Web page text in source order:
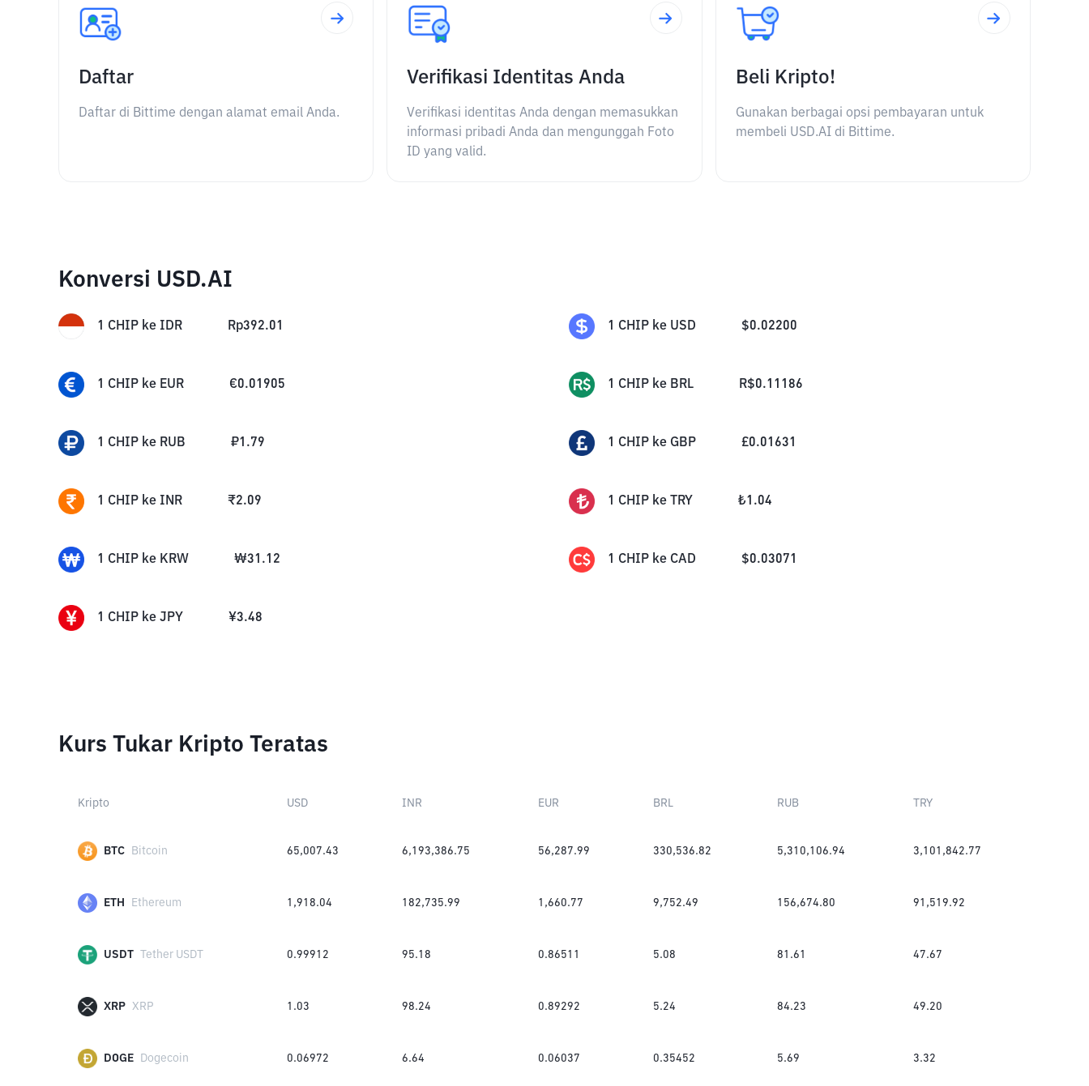
Daftar
Daftar di Bittime dengan alamat email Anda.
Verifikasi Identitas Anda
Verifikasi identitas Anda dengan memasukkan
informasi pribadi Anda dan mengunggah Foto
ID yang valid.
Beli Kripto!
Gunakan berbagai opsi pembayaran untuk
membeli USD.AI di Bittime.
Konversi USD.AI
1 CHIP ke IDR Rp392.01 1 CHIP ke USD $0.02200
1 CHIP ke EUR €0.01905 1 CHIP ke BRL R$0.11186
1 CHIP ke RUB ₽1.79 1 CHIP ke GBP £0.01631
1 CHIP ke INR ₹2.09 1 CHIP ke TRY ₺1.04
1 CHIP ke KRW ₩31.12 1 CHIP ke CAD $0.03071
1 CHIP ke JPY ¥3.48
Kurs Tukar Kripto Teratas
Kripto USD INR EUR BRL RUB TRY
BTC Bitcoin 65,007.43 6,193,386.75 56,287.99 330,536.82 5,310,106.94 3,101,842.77
ETH Ethereum 1,918.04 182,735.99 1,660.77 9,752.49 156,674.80 91,519.92
USDT Tether USDT 0.99912 95.18 0.86511 5.08 81.61 47.67
XRP XRP 1.03 98.24 0.89292 5.24 84.23 49.20
DOGE Dogecoin 0.06972 6.64 0.06037 0.35452 5.69 3.32